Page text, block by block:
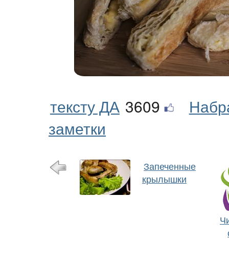
тексту ДА 3609
заметки
Запеченные
крылышки